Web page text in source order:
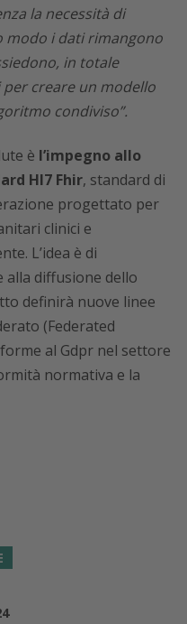
la necessità di
modo i dati rimangono
in totale
creare un modello
condiviso”.
è l’impegno allo
Hl7 Fhir, standard di
progettato per
clinici e
L’idea è di
diffusione dello
definirà nuove linee
(Federated
al Gdpr nel settore
normativa e la